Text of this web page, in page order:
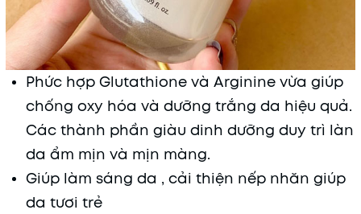
Phức hợp Glutathione và Arginine vừa giúp
chống oxy hóa và dưỡng trắng da hiệu quả.
Các thành phần giàu dinh dưỡng duy trì làn
da ẩm mịn và mịn màng.
Giúp làm sáng da , cải thiện nếp nhăn giúp
da tươi trẻ